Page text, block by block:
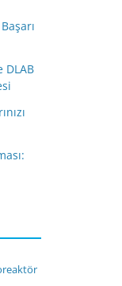
DLAB